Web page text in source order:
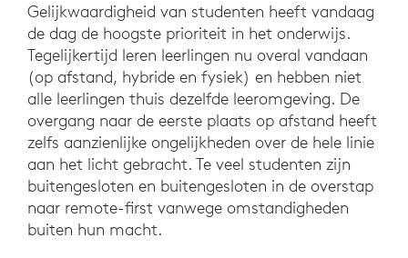
Gelijkwaardigheid van studenten heeft vandaag
de dag de hoogste prioriteit in het onderwijs.
Tegelijkertijd leren leerlingen nu overal vandaan
(op afstand, hybride en fysiek) en hebben niet
alle leerlingen thuis dezelfde leeromgeving. De
overgang naar de eerste plaats op afstand heeft
zelfs aanzienlijke ongelijkheden over de hele linie
aan het licht gebracht. Te veel studenten zijn
buitengesloten en buitengesloten in de overstap
naar remote-first vanwege omstandigheden
buiten hun macht.